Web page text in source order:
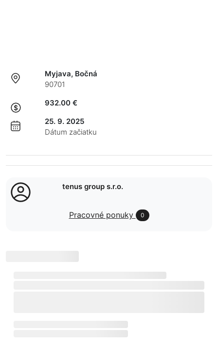
Myjava, Bočná
90701
932.00 €
25. 9. 2025
Dátum začiatku
tenus group s.r.o.
Pracovné ponuky 0